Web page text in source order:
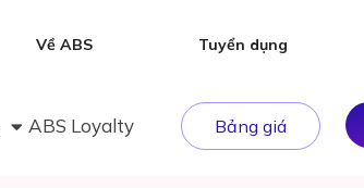
Về ABS Tuyển dụng
ABS Loyalty Bảng giá